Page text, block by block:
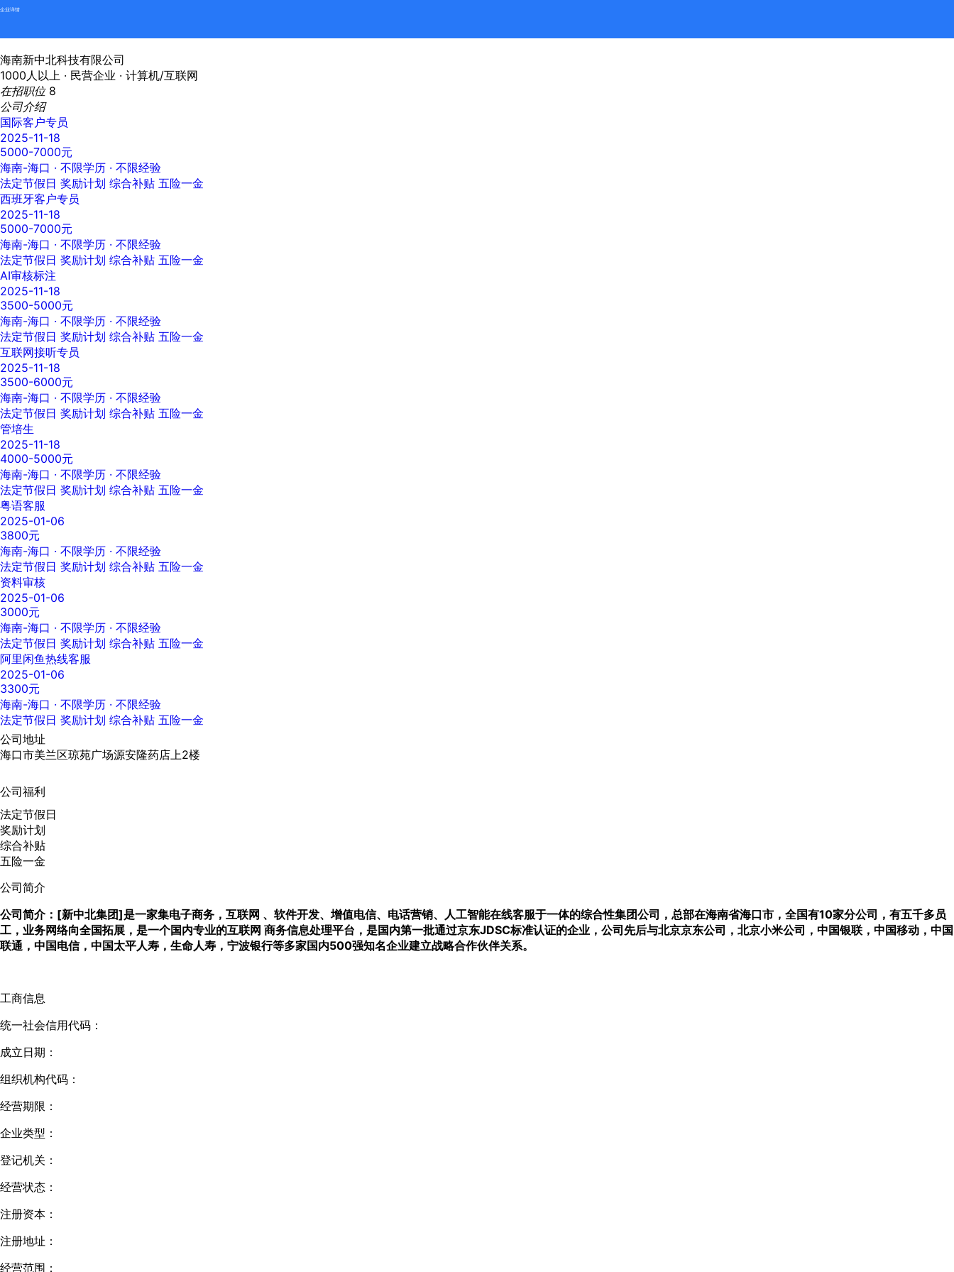
企业详情
海南新中北科技有限公司
1000人以上 · 民营企业 · 计算机/互联网
在招职位 8
公司介绍
国际客户专员
2025-11-18
5000-7000元
海南-海口 · 不限学历 · 不限经验
法定节假日 奖励计划 综合补贴 五险一金
西班牙客户专员
2025-11-18
5000-7000元
海南-海口 · 不限学历 · 不限经验
法定节假日 奖励计划 综合补贴 五险一金
AI审核标注
2025-11-18
3500-5000元
海南-海口 · 不限学历 · 不限经验
法定节假日 奖励计划 综合补贴 五险一金
互联网接听专员
2025-11-18
3500-6000元
海南-海口 · 不限学历 · 不限经验
法定节假日 奖励计划 综合补贴 五险一金
管培生
2025-11-18
4000-5000元
海南-海口 · 不限学历 · 不限经验
法定节假日 奖励计划 综合补贴 五险一金
粤语客服
2025-01-06
3800元
海南-海口 · 不限学历 · 不限经验
法定节假日 奖励计划 综合补贴 五险一金
资料审核
2025-01-06
3000元
海南-海口 · 不限学历 · 不限经验
法定节假日 奖励计划 综合补贴 五险一金
阿里闲鱼热线客服
2025-01-06
3300元
海南-海口 · 不限学历 · 不限经验
法定节假日 奖励计划 综合补贴 五险一金
公司地址
海口市美兰区琼苑广场源安隆药店上2楼
公司福利
法定节假日
奖励计划
综合补贴
五险一金
公司简介
公司简介： [新中北集团]是一家集电子商务，互联网 、软件开发、增值电信、电话营销、人工智能在线客服于一体的综合性集团公司，总部在海南省海口市，全国有10家分公司，有五千多员
工，业务网络向全国拓展，是一个国内专业的互联网 商务信息处理平台，是国内第一批通过京东JDSC标准认证的企业，公司先后与北京京东公司，北京小米公司，中国银联，中国移动，中国
联通，中国电信，中国太平人寿，生命人寿，宁波银行等多家国内500强知名企业建立战略合作伙伴关系。
工商信息
统一社会信用代码：
成立日期：
组织机构代码：
经营期限：
企业类型：
登记机关：
经营状态：
注册资本：
注册地址：
经营范围：